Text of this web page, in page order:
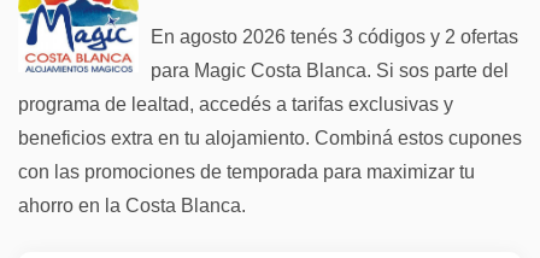
En agosto 2026 tenés 3 códigos y 2 ofertas
para Magic Costa Blanca. Si sos parte del
programa de lealtad, accedés a tarifas exclusivas y
beneficios extra en tu alojamiento. Combiná estos cupones
con las promociones de temporada para maximizar tu
ahorro en la Costa Blanca.